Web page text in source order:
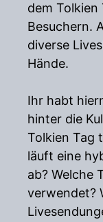
dem Tolkien
Besuchern.
diverse
Hände.
Ihr habt
hinter die
Tolkien Tag
läuft eine
ab? Welche
verwendet?